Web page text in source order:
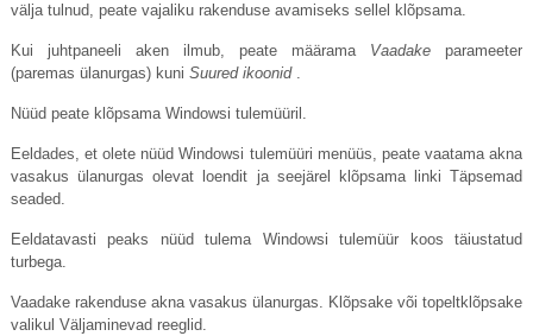
välja tulnud, peate vajaliku rakenduse avamiseks sellel klõpsama.
Kui juhtpaneeli aken ilmub, peate määrama Vaadake parameeter
(paremas ülanurgas) kuni Suured ikoonid.
Nüüd peate klõpsama Windowsi tulemüüril.
Eeldades, et olete nüüd Windowsi tulemüüri menüüs, peate vaatama akna
vasakus ülanurgas olevat loendit ja seejärel klõpsama linki Täpsemad
seaded.
Eeldatavasti peaks nüüd tulema Windowsi tulemüür koos täiustatud
turbega.
Vaadake rakenduse akna vasakus ülanurgas. Klõpsake või topeltklõpsake
valikul Väljaminevad reeglid.